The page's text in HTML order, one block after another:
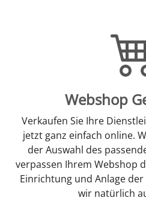
Webshop
Verkaufen Sie Ihre
jetzt ganz einfach online.
der Auswahl des
verpassen Ihrem Webshop
Einrichtung und Anlage
wir natürlich